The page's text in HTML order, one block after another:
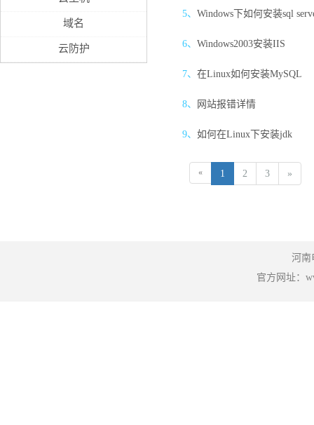
域名
云防护
5、 Windows下如何安装sql
6、 Windows2003安装IIS
7、 在Linux如何安装MySQL
8、 网站报错详情
9、 如何在Linux下安装jdk
« 1 2 3 »
河南
官方网址：